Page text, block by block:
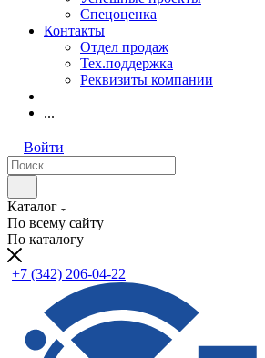
Спецоценка
Контакты
Отдел продаж
Тех.поддержка
Реквизиты компании
...
Войти
Каталог
По всему сайту
По каталогу
+7 (342) 206-04-22